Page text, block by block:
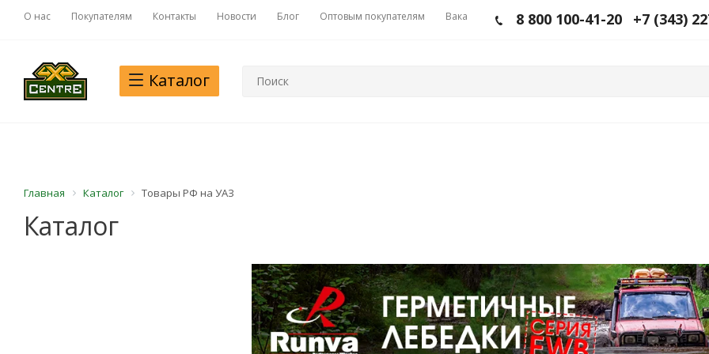
О нас Покупателям Контакты Новости Блог Оптовым покупателям Вакансии 8 800 100-41-20 +7 (343)
Каталог
Главная Каталог Товары РФ на УАЗ
Каталог